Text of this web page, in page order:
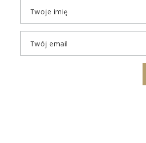
Twoje imię
Twój email